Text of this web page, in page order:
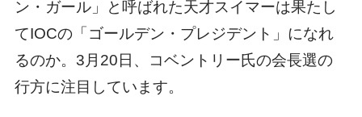
ン・ガール」と呼ばれた天才スイマーは果たし
てIOCの「ゴールデン・プレジデント」になれ
るのか。3月20日、コベントリー氏の会長選の
行方に注目しています。